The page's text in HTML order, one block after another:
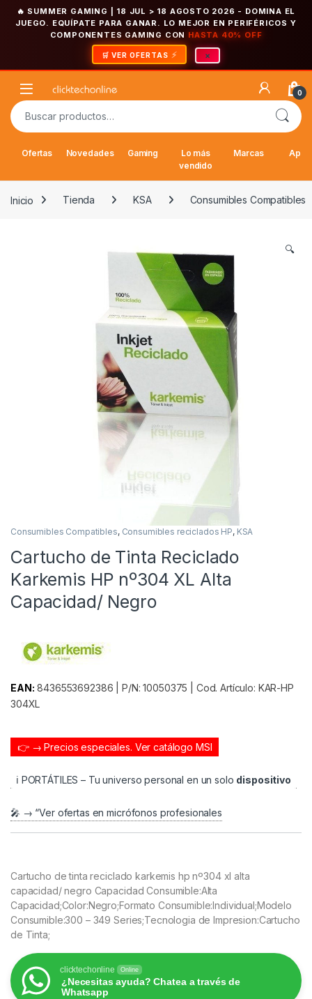
🔥 SUMMER GAMING | 18 JUL > 18 AGOSTO 2026 - DOMINA EL
JUEGO. EQUÍPATE PARA GANAR. LO MEJOR EN PERIFÉRICOS Y
COMPONENTES GAMING CON HASTA 40% OFF
🛒 VER OFERTAS ×
Open 0
Buscar por:
Ofertas Novedades Gaming
Lo más
vendido
Marcas
Inicio Tienda KSA Consumibles Compatibles
🔍
Consumibles Compatibles, Consumibles reciclados HP, KSA
Cartucho de Tinta Reciclado
Karkemis HP nº304 XL Alta
Capacidad/ Negro
EAN: 8436553692386 | P/N: 10050375 | Cod. Artículo: KAR-HP
304XL
👉 → Precios especiales. Ver catálogo MSI
ℹ️ PORTÁTILES – Tu universo personal en un solo dispositivo
🎤 → “Ver ofertas en micrófonos profesionales
Cartucho de tinta reciclado karkemis hp nº304 xl alta
capacidad/ negro Capacidad Consumible:Alta
Capacidad;Color:Negro;Formato Consumible:Individual;Modelo
Consumible:300 – 349 Series;Tecnologia de Impresion:Cartucho
de Tinta;
clicktechonline Online
¿Necesitas ayuda? Chatea a través de
Whatsapp